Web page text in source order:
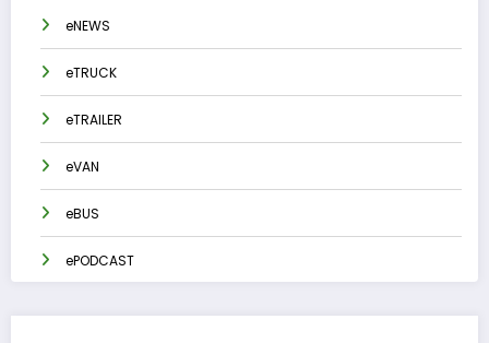
eNEWS
eTRUCK
eTRAILER
eVAN
eBUS
ePODCAST